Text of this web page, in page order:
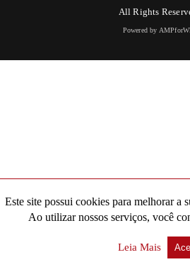
All Rights
Powered by
Este site possui cookies para melhorar a
Ao utilizar nossos serviços, você
Leia Mais